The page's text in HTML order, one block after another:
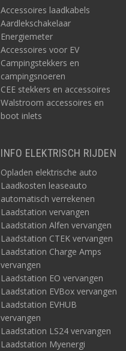
Accessoires laadkabels
Aardlekschakelaar
Energiemeter
Accessoires voor EV
Campingstekkers en
campingsnoeren
CEE stekkers en accessoires
Walstroom accessoires en
boot inlets
INFO ELEKTRISCH RIJDEN
Opladen elektrische auto
Laadkosten leaseauto
automatisch verrekenen
Laadstation vervangen
Laadstation Alfen vervangen
Laadstation CTEK vervangen
Laadstation Charge Amps
vervangen
Laadstation EO vervangen
Laadstation EVBox vervangen
Laadstation EVHUB
vervangen
Laadstation LS24 vervangen
Laadstation Myenergi